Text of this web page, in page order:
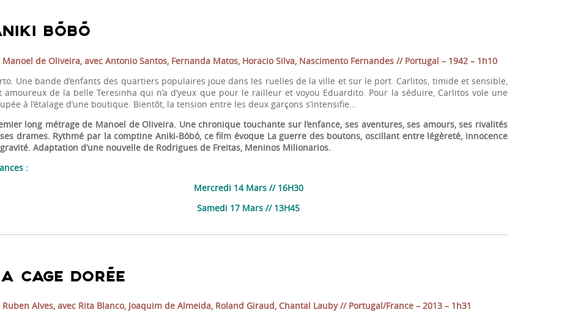
BÓBÓ
Manoel de Oliveira, avec Antonio Santos, Fernanda Matos, Horacio Silva, Nascimento Fernandes // Portugal – 1942 – 1h10
Une bande d’enfants des quartiers populaires joue dans les ruelles de la ville et sur le port. Carlitos, timide et sensible,
amoureux de la belle Teresinha qui n’a d’yeux que pour le railleur et voyou Eduardito. Pour la séduire, Carlitos vole une
à l’étalage d’une boutique. Bientôt, la tension entre les deux garçons s’intensifie…
long métrage de Manoel de Oliveira. Une chronique touchante sur l’enfance, ses aventures, ses amours, ses rivalités
drames. Rythmé par la comptine Aniki-Bóbó, ce film évoque La guerre des boutons, oscillant entre légèreté, innocence
Adaptation d’une nouvelle de Rodrigues de Freitas, Meninos Milionarios.
:
Mercredi 14 Mars // 16H30
Samedi 17 Mars // 13H45
CAGE DORÉE
Ruben Alves, avec Rita Blanco, Joaquim de Almeida, Roland Giraud, Chantal Lauby // Portugal/France – 2013 – 1h31